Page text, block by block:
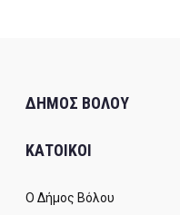
ΔΗΜΟΣ ΒΟΛΟΥ
ΚΑΤΟΙΚΟΙ
Ο Δήμος Βόλου